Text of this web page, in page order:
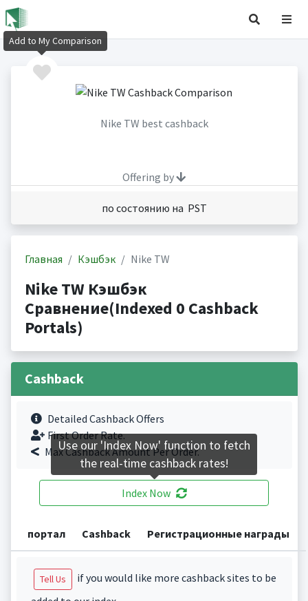
Nike TW best cashback
Offering by
по состоянию на PST
Главная Кэшбэк Nike TW
Nike TW Кэшбэк
Сравнение(Indexed 0 Cashback
Portals)
Cashback
Detailed Cashback Offers
First Order Rate.
Max Cashback Amount Per Order.
Index Now
портал Cashback Регистрационные награды
Tell Us
if you would like more cashback sites to be
Add to My Comparison
Use our 'Index Now' function to fetch
the real-time cashback rates!